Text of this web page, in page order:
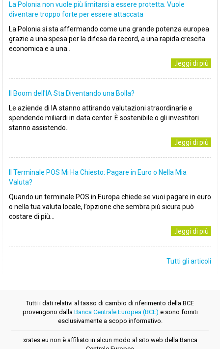
La Polonia non vuole più limitarsi a essere protetta. Vuole
diventare troppo forte per essere attaccata
La Polonia si sta affermando come una grande potenza europea
grazie a una spesa per la difesa da record, a una rapida crescita
economica e a una..
..leggi di più
Il Boom dell'IA Sta Diventando una Bolla?
Le aziende di IA stanno attirando valutazioni straordinarie e
spendendo miliardi in data center. È sostenibile o gli investitori
stanno assistendo..
..leggi di più
Il Terminale POS Mi Ha Chiesto: Pagare in Euro o Nella Mia
Valuta?
Quando un terminale POS in Europa chiede se vuoi pagare in euro
o nella tua valuta locale, l’opzione che sembra più sicura può
costare di più...
..leggi di più
Tutti gli articoli
Tutti i dati relativi al tasso di cambio di riferimento della BCE
provengono dalla Banca Centrale Europea (BCE) e sono forniti
esclusivamente a scopo informativo.
xrates.eu non è affiliato in alcun modo al sito web della Banca